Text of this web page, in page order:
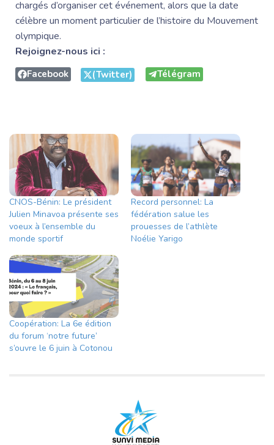
chargés d’organiser cet événement, alors que la date
célèbre un moment particulier de l’histoire du Mouvement
olympique.
Rejoignez-nous ici :
Facebook (Twitter) Télégram
CNOS-Bénin: Le président
Julien Minavoa présente ses
voeux à l’ensemble du
monde sportif
Record personnel: La
fédération salue les
prouesses de l’athlète
Noélie Yarigo
Coopération: La 6e édition
du forum ‘notre future’
s’ouvre le 6 juin à Cotonou